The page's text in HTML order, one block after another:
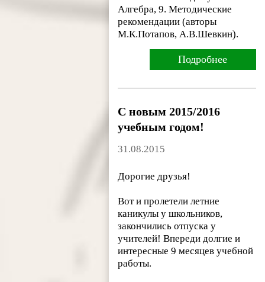
Алгебра, 9. Методические
рекомендации (авторы
М.К.Потапов, А.В.Шевкин).
Подробнее
С новым 2015/2016
учебным годом!
31.08.2015
Дорогие друзья!
Вот и пролетели летние
каникулы у школьников,
закончились отпуска у
учителей! Впереди долгие и
интересные 9 месяцев учебной
работы.